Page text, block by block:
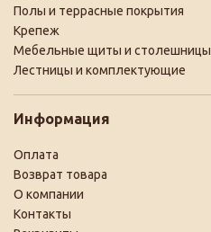
Полы и террасные покрытия
Крепеж
Мебельные щиты и столешницы
Лестницы и комплектующие
Информация
Оплата
Возврат товара
О компании
Контакты